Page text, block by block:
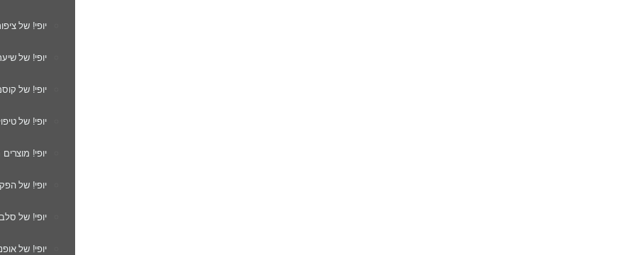
יופי! של
יופי! של
יופי! של
יופי! של
יופי!
יופי! של
יופי! של
יופי! של